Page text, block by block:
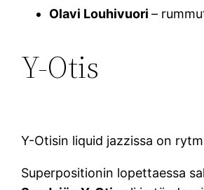
Olavi Louhivuori–
Y-Otis
Y-Otisin liquid jazzissa on
Superpositionin lopettaessa